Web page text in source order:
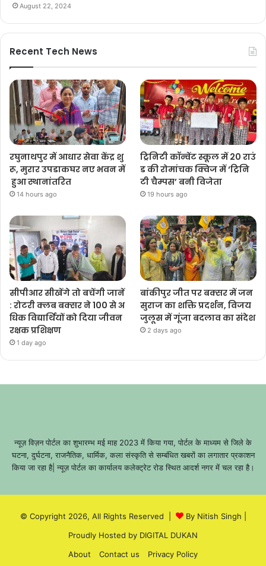
August 22, 2024
Recent Tech News
रघुनाथपुर में आधार सेवा केंद्र शु
रू, मुरार उपडाकघर नए भवन में
हुआ स्थानांतरित
14 hours ago
ट्रिनिटी कॉन्वेंट स्कूल में 20 राउं
ड की रोमांचक क्विज में ‘ट्रिनि
टी चैम्पस’ बनी विजेता
19 hours ago
सीपीआर सीखेंगे तो बचेंगी जानें
: रोटरी क्लब बक्सर ने 100 से अ
धिक विद्यार्थियों को दिया जीवन
रक्षक प्रशिक्षण
1 day ago
बांकीपुर जीत पर बक्सर में जन
सुराज का शक्ति प्रदर्शन, विजय
जुलूस में गूंजा बदलाव का संदेश
2 days ago
न्यूज़ विज़न पोर्टल का शुभारम्भ मई माह 2023 में किया गया, पोर्टल के माध्यम से जिले के
घटना, दुर्घटना, राजनैतिक, धार्मिक, कला संस्कृति से सम्बंधित खबरों का लगातार प्रकाशन
किया जा रहा है| न्यूज़ पोर्टल का कार्यालय कलेक्ट्रेट रोड स्थित आदर्श नगर में चल रहा है।
© Copyright 2026, All Rights Reserved | By Nitish Singh
Proudly Hosted by DIGITAL DUKAN
About
Contact us Privacy Policy